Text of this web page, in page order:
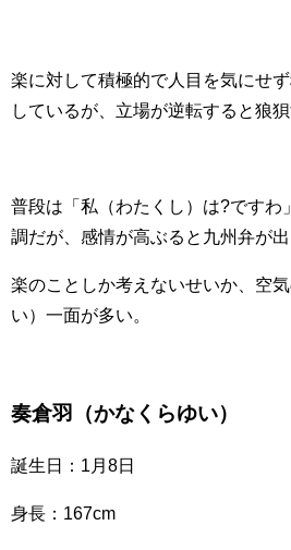
楽に対して積極的で人目を気にせ
しているが、立場が逆転すると狼狽
普段は「私（わたくし）は?ですわ
調だが、感情が高ぶると九州弁が出
楽のことしか考えないせいか、空
い）一面が多い。
奏倉羽（かなくらゆい）
誕生日：1月8日
身長：167cm